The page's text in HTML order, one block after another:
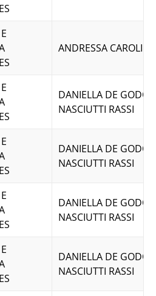
ANDRESSA
DANIELLA DE GODOI
NASCIUTTI RASSI
DANIELLA DE GODOI
NASCIUTTI RASSI
DANIELLA DE GODOI
NASCIUTTI RASSI
DANIELLA DE GODOI
NASCIUTTI RASSI